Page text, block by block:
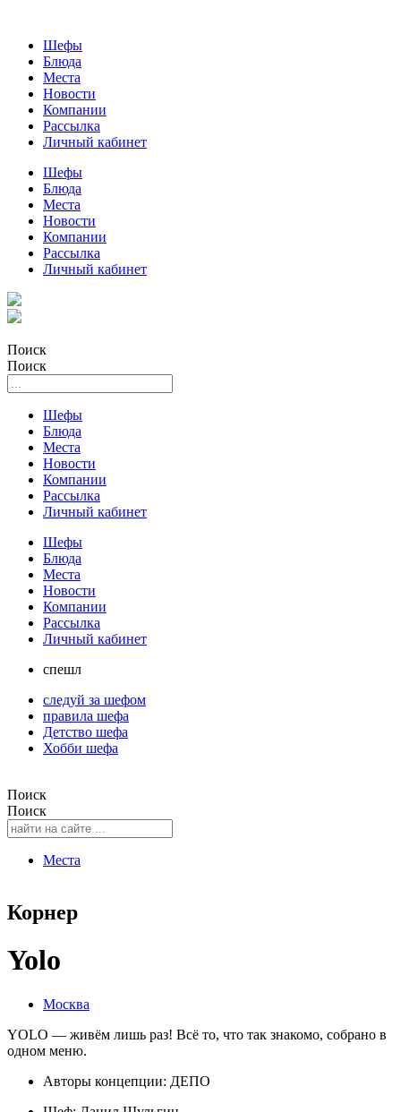
Шефы
Блюда
Места
Новости
Компании
Рассылка
Личный кабинет
Шефы
Блюда
Места
Новости
Компании
Рассылка
Личный кабинет
Поиск
Поиск
Шефы
Блюда
Места
Новости
Компании
Рассылка
Личный кабинет
Шефы
Блюда
Места
Новости
Компании
Рассылка
Личный кабинет
спешл
следуй за шефом
правила шефа
Детство шефа
Хобби шефа
Поиск
Поиск
Места
Корнер
Yolo
Москва
YOLO — живём лишь раз! Всё то, что так знакомо, собрано в
одном меню.
Авторы концепции: ДЕПО